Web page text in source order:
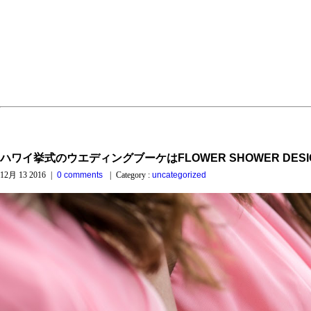
ハワイ挙式のウエディングブーケはFLOWER SHOWER
12月 13 2016 | 0 comments | Category : uncategorized